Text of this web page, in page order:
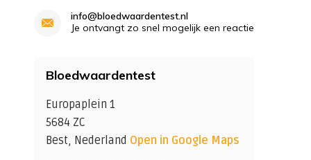
info@bloedwaardentest.nl
Je ontvangt zo snel mogelijk een reactie
Bloedwaardentest
Europaplein 1
5684 ZC
Best, Nederland Open in Google Maps